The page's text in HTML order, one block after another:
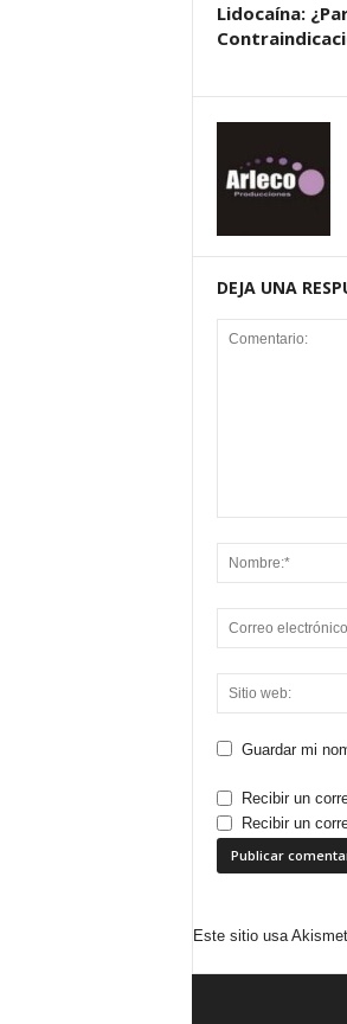
Lidocaína:
DEJA UNA
Guardar mi
Recibir un
Recibir un
Este sitio usa